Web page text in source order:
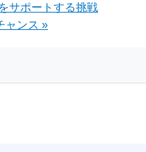
施サポートする挑戦
ャンス »